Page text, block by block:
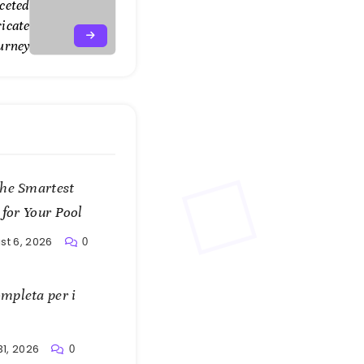
Smartest
Your Pool
6, 2026 0
per i
2026 0